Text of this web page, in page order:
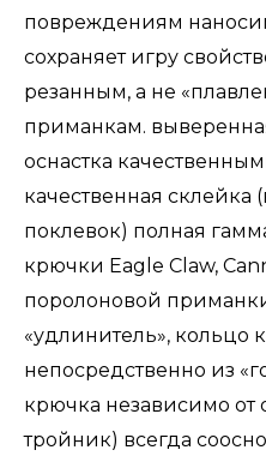
повреждениям
сохраняет игру
резанным, а не
приманкам.
оснастка
качественная
поклевок) полная
крючки Eagle Claw,
поролоновой приманки
«удлинитель», кольцо
непосредственно из
крючка независимо от
тройник) всегда